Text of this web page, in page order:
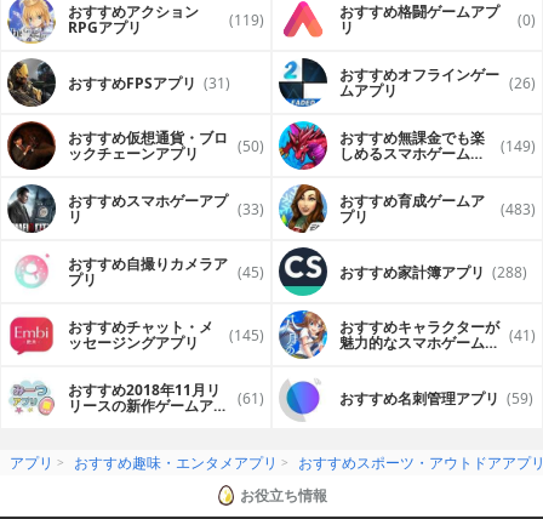
NASCAR MOBILE Auto-Renewable Subscription:
• Your $4.99 monthly subscription automatically renews
unless auto-renew is turned off at least 24-hours before
the end of the current period. Your iTunes account will
automatically be charged at the same price for renewal
within 24-hours prior to the end of the current monthly
period unless you change your subscription preferences
in your account settings. After purchase, you can
manage your subscriptions through your iTunes Settings:
http://bit.ly/NM15iTunes.
For your convenience, here are links to our terms of use
and privacy policy:
http://www.nascar.com/en_us/terms-of-use.html
http://www.nascar.com/en_us/privacy.html
おすすめアクション
RPGアプリ (119) おすすめ格闘ゲームアプ
リ (0)
おすすめFPSアプリ (31) おすすめオフラインゲー
ムアプリ (26)
おすすめ仮想通貨・ブロ
ックチェーンアプリ (50) おすすめ無課金でも楽
しめるスマホゲームア (149)
おすすめスマホゲーアプ
リ (33) おすすめ育成ゲームア
プリ (483)
おすすめ自撮りカメラア
プリ (45) おすすめ家計簿アプリ (288)
おすすめチャット・メ
ッセージングアプリ (145) おすすめキャラクターが
魅力的なスマホゲームア (41)
おすすめ2018年11月リ
リースの新作ゲームアプ (61) おすすめ名刺管理アプリ (59)
アプリ おすすめ趣味・エンタメアプリ
おすすめスポーツ・アウトドアアプ
お役立ち情報